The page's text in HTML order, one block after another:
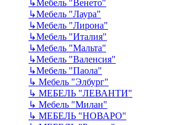
↳Мебель "Венето"
↳Мебель "Лаура"
↳Мебель "Лирона"
↳Мебель "Италия"
↳Мебель "Мальта"
↳Мебель "Валенсия"
↳Мебель "Паола"
↳ Мебель "Элбург"
↳ МЕБЕЛЬ "ЛЕВАНТИ"
↳ Мебель "Милан"
↳ МЕБЕЛЬ "НОВАРО"